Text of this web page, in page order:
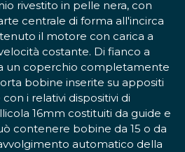
rivestito in pelle nera, con
centrale di forma all'incirca
il motore con carica a
costante. Di fianco a
un coperchio completamente
bobine inserite su appositi
i relativi dispositivi di
16mm costituiti da guide e
contenere bobine da 15 o da
automatico della